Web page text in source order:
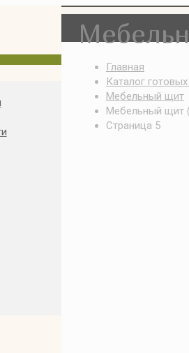
Главная
Каталог
Мебельный щит
Мебельный щит
Страница 5